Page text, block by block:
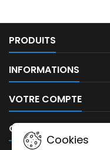
PRODUITS
INFORMATIONS
VOTRE COMPTE
CONTACT
Cookies